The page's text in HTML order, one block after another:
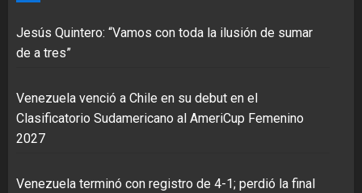
Jesús Quintero: “Vamos con toda la ilusión de sumar
de a tres”
Venezuela venció a Chile en su debut en el
Clasificatorio Sudamericano al AmeriCup Femenino
2027
Venezuela terminó con registro de 4-1; perdió la final